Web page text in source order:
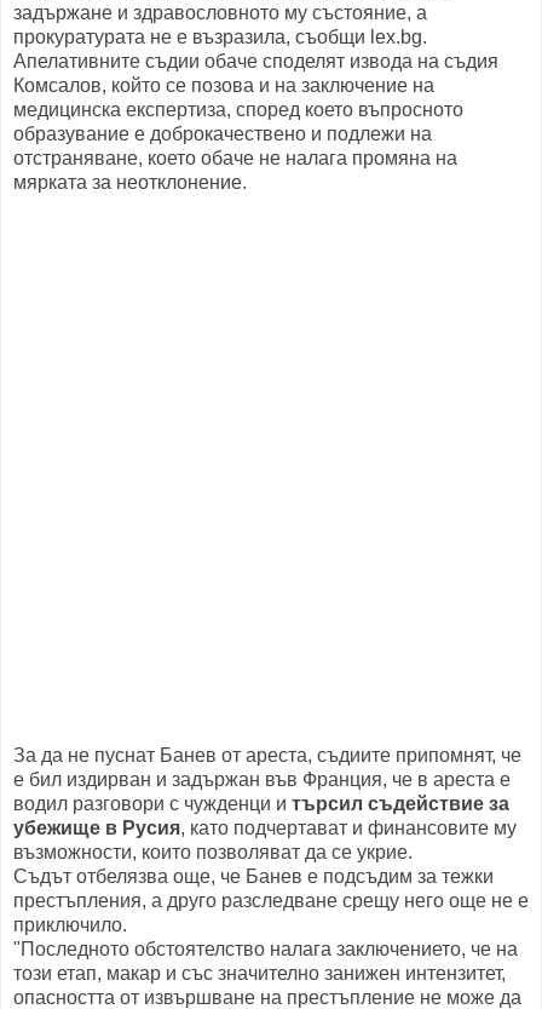
задържане и здравословното му състояние, а
прокуратурата не е възразила, съобщи lex.bg.
Апелативните съдии обаче споделят извода на съдия
Комсалов, който се позова и на заключение на
медицинска експертиза, според което въпросното
образувание е доброкачествено и подлежи на
отстраняване, което обаче не налага промяна на
мярката за неотклонение.
За да не пуснат Банев от ареста, съдиите припомнят, че
е бил издирван и задържан във Франция, че в ареста е
водил разговори с чужденци и търсил съдействие за
убежище в Русия, като подчертават и финансовите му
възможности, които позволяват да се укрие.
Съдът отбелязва още, че Банев е подсъдим за тежки
престъпления, а друго разследване срещу него още не е
приключило.
"Последното обстоятелство налага заключението, че на
този етап, макар и със значително занижен интензитет,
опасността от извършване на престъпление не може да